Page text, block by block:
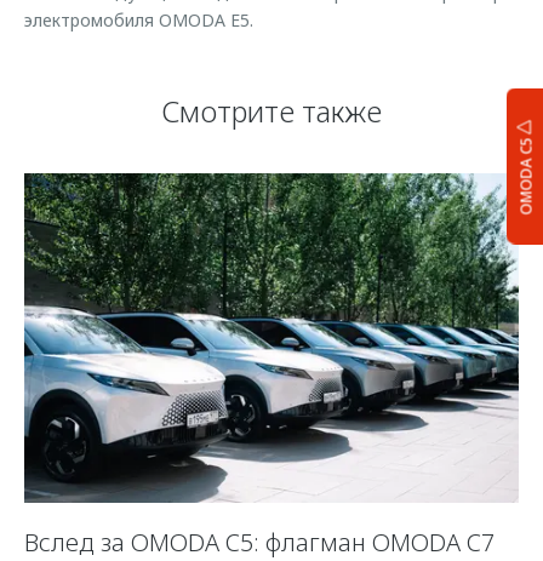
OMODA C5
электромобиля OMODA E5.
Смотрите также
Вслед за OMODA C5: флагман OMODA C7